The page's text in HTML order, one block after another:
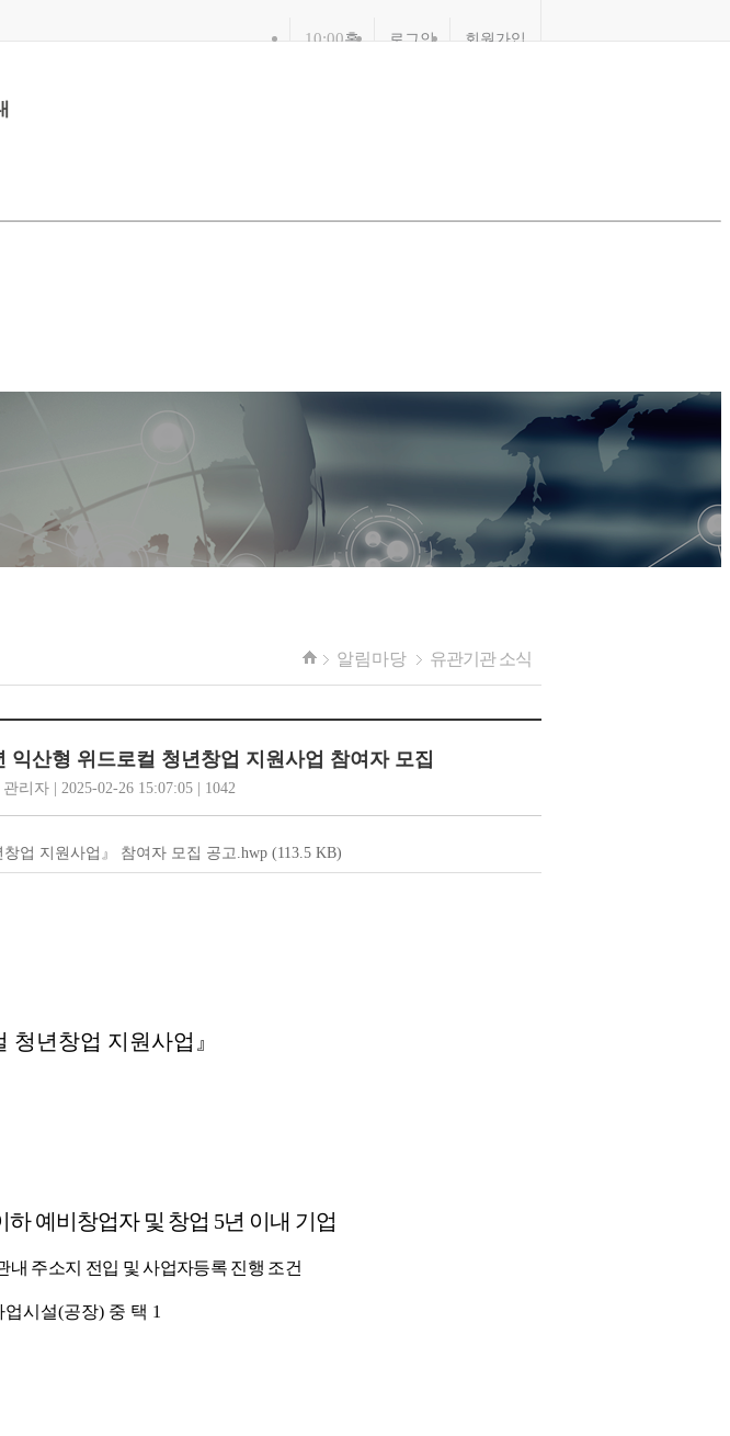
10:00홈 로그인 회원가입
알림마당 유관기관 소식
익산형 위드로컬 청년창업 지원사업 참여자 모집
관리자 | 2025-02-26 15:07:05 | 1042
창업 지원사업』 참여자 모집 공고.hwp (113.5 KB)
청년창업 지원사업 』
하 예비창업자 및 창업 5년 이내 기업
내 주소지 전입 및 사업자등록 진행 조건
업시설(공장) 중 택 1